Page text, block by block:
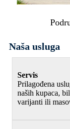
Naša usluga
Servis
Prilagođena
naših kupaca,
varijanti ili